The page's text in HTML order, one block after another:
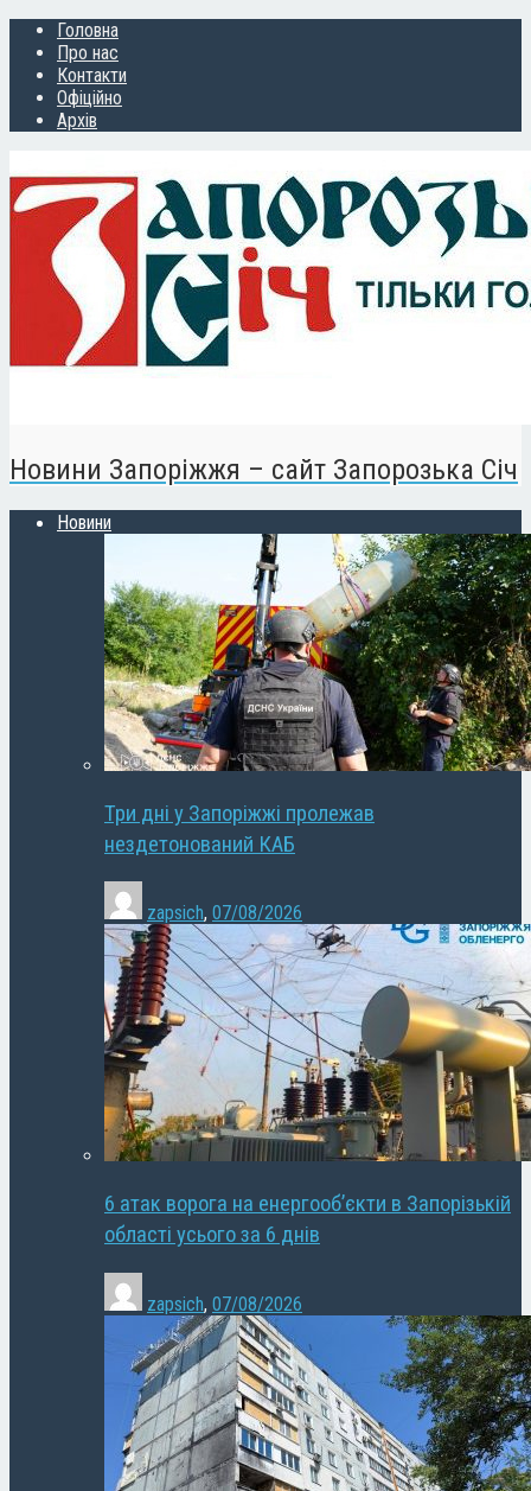
Головна
Про нас
Контакти
Офіційно
Архів
Новини Запоріжжя – сайт Запорозька Січ
Новини
Три дні у Запоріжжі пролежав
нездетонований КАБ
zapsich, 07/08/2026
6 атак ворога на енергооб’єкти в Запорізькій
області усього за 6 днів
zapsich, 07/08/2026